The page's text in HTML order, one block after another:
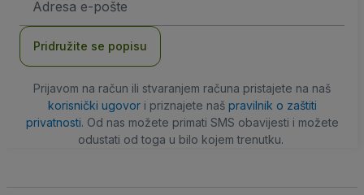
mail
Pridružite se popisu
Prijavom na račun ili stvaranjem računa pristajete na naš
korisnički ugovori priznajete naš pravilnik o zaštiti
privatnosti. Od nas možete primati SMS obavijesti i možete
odustati od toga u bilo kojem trenutku.